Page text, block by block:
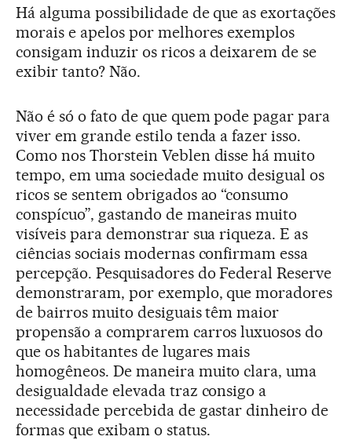
Há alguma possibilidade de que as exortações
morais e apelos por melhores exemplos
consigam induzir os ricos a deixarem de se
exibir tanto? Não.
Não é só o fato de que quem pode pagar para
viver em grande estilo tenda a fazer isso.
Como nos Thorstein Veblen disse há muito
tempo, em uma sociedade muito desigual os
ricos se sentem obrigados ao “consumo
conspícuo”, gastando de maneiras muito
visíveis para demonstrar sua riqueza. E as
ciências sociais modernas confirmam essa
percepção. Pesquisadores do Federal Reserve
demonstraram, por exemplo, que moradores
de bairros muito desiguais têm maior
propensão a comprarem carros luxuosos do
que os habitantes de lugares mais
homogêneos. De maneira muito clara, uma
desigualdade elevada traz consigo a
necessidade percebida de gastar dinheiro de
formas que exibam o status.